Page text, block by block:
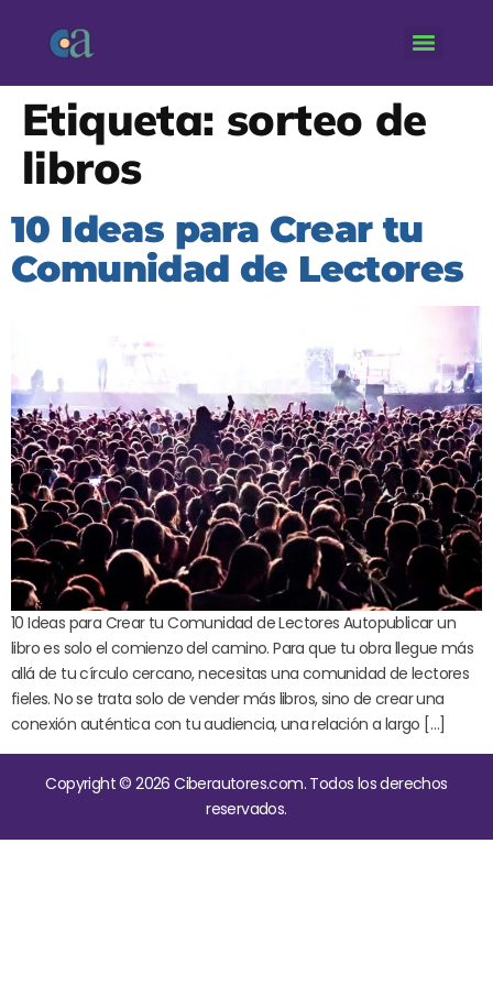
Etiqueta: sorteo de
libros
10 Ideas para Crear tu
Comunidad de Lectores
10 Ideas para Crear tu Comunidad de Lectores Autopublicar un
libro es solo el comienzo del camino. Para que tu obra llegue más
allá de tu círculo cercano, necesitas una comunidad de lectores
fieles. No se trata solo de vender más libros, sino de crear una
conexión auténtica con tu audiencia, una relación a largo […]
Copyright © 2026 Ciberautores.com. Todos los derechos
reservados.